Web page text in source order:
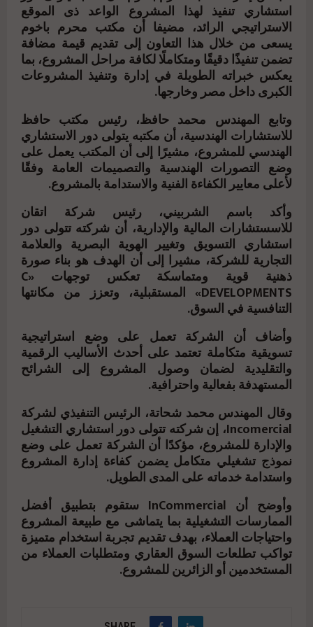
استشاري تنفيذ لهذا المشروع الواعد ذى الموقع
الاستراتيجي الرائد، مضيفا أن مكتب محرم باخوم
يسعى من خلال هذا التعاون إلى تقديم قيمة مضافة
تضمن تنفيذًا دقيقًا ومتكاملًا لكافة مراحل المشروع، بما
يعكس خبراته الطويلة في إدارة وتنفيذ المشروعات
الكبرى داخل مصر وخارجها.
وتابع المهندس محمد حافظ، رئيس مكتب حافظ
للاستشارات الهندسية، أن مكتبه يتولى دور الاستشاري
الهندسي للمشروع، مشيرًا إلى أن المكتب يعمل على
وضع التصورات الهندسية والتصميمات العامة وفقًا
لأعلى معايير الكفاءة الفنية والاستدامة بالمشروع.
وأكد باسم الشربيني، رئيس شركة اتقان
للاسستشارات المالية والإدارية، أن شركته تتولى دور
استشاري التسويق وتغيير الهوية البصرية والعلامة
التجارية للشركة، مشيرا إلى أن الهدف هو بناء صورة
ذهنية قوية ومتماسكة تعكس توجهات «C
DEVELOPMENTS» المستقبلية، وتعزز من مكانتها
التنافسية في السوق.
وأضاف أن الشركة تعمل على وضع استراتيجية
تسويقية متكاملة تعتمد على أحدث الأساليب الرقمية
والتقليدية لضمان وصول المشروع إلى الشرائح
المستهدفة بفعالية واحترافية.
وقال المهندس محمد شحاتة، الرئيس التنفيذي لشركة
Incomercial، إن شركته تتولى دور استشاري التشغيل
والإدارة للمشروع، مؤكدًا أن الشركة تعمل على وضع
نموذج تشغيلي متكامل يضمن كفاءة إدارة المشروع
واستدامة خدماته على المدى الطويل.
وأوضح أن InCommercial ستقوم بتطبيق أفضل
الممارسات التشغيلية بما يتماشى مع طبيعة المشروع
واحتياجات العملاء، بهدف تقديم تجربة استخدام متميزة
تواكب تطلعات السوق العقاري ومتطلبات العملاء من
المستخدمين أو الزائرين للمشروع.